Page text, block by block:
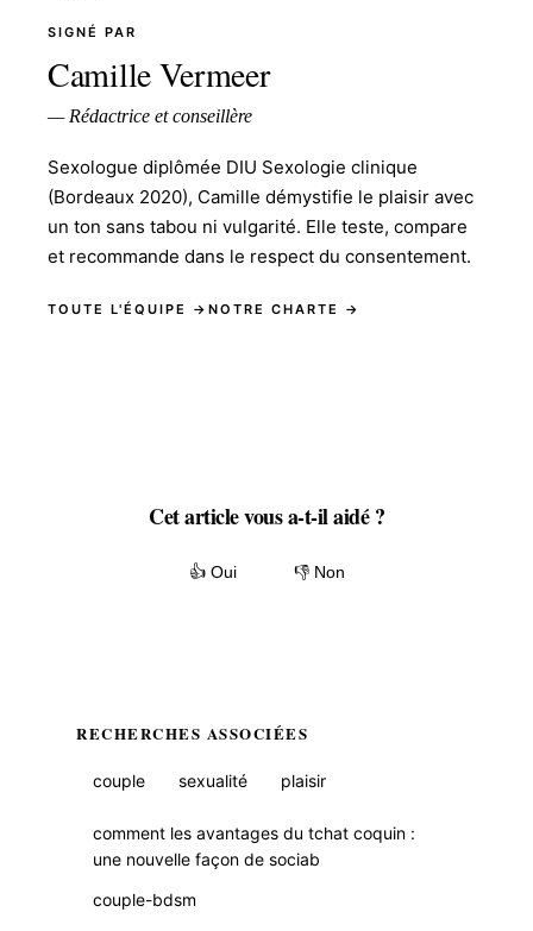
SIGNÉ PAR
Camille Vermeer
— Rédactrice et conseillère
Sexologue diplômée DIU Sexologie clinique
(Bordeaux 2020), Camille démystifie le plaisir avec
un ton sans tabou ni vulgarité. Elle teste, compare
et recommande dans le respect du consentement.
TOUTE L'ÉQUIPE → NOTRE CHARTE →
Cet article vous a-t-il aidé ?
👍 Oui 👎 Non
RECHERCHES ASSOCIÉES
couple sexualité plaisir
comment les avantages du tchat coquin :
une nouvelle façon de sociab
couple-bdsm